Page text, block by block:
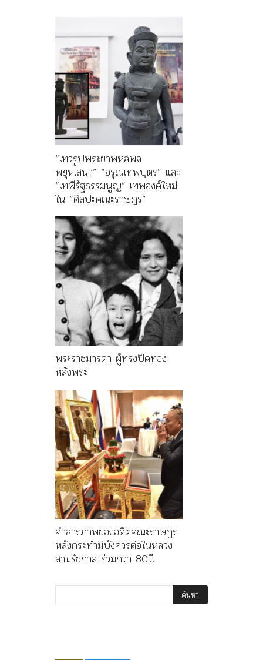
“เทวรูปพระยาพหลพล
พยุหเสนา” “อรุณเทพบุตร” และ
“เทพีรัฐธรรมนูญ” เทพองค์ใหม่
ใน “ศิลปะคณะราษฎร”
พระราชมารดา ผู้ทรงปิดทอง
หลังพระ
คำสารภาพของอดีตคณะราษฎร
หลังกระทำมิบังควรต่อในหลวง
สามรัชกาล ร่วมกว่า 80ปี